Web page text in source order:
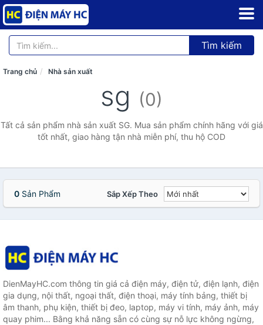
Tìm kiếm
Trang chủ Nhà sản xuất
sg (0)
Tất cả sản phẩm nhà sản xuất SG. Mua sản phẩm chính hãng với giá
tốt nhất, giao hàng tận nhà miễn phí, thu hộ COD
0 Sản Phẩm Sắp Xếp Theo
DienMayHC.com thông tin giá cả điện máy, điện tử, điện lạnh, điện
gia dụng, nội thất, ngoại thất, điện thoại, máy tính bảng, thiết bị
âm thanh, phụ kiện, thiết bị đeo, laptop, máy vi tính, máy ảnh, máy
quay phim... Bằng khả năng sẵn có cùng sự nỗ lực không ngừng,